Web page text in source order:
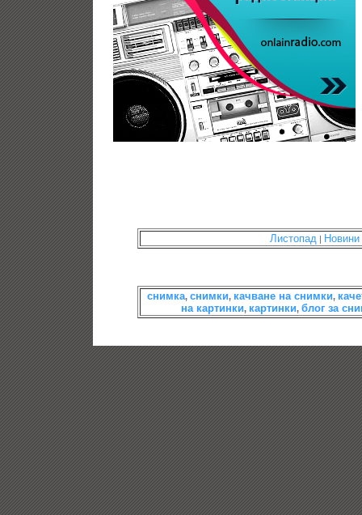
Листопад |
снимка, снимки, качване на снимки,
на картинки, картинки, блог за